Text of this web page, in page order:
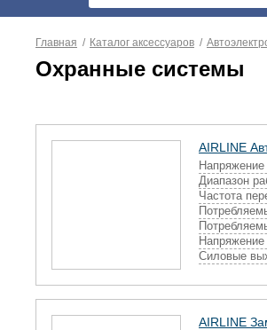
Главная / Каталог аксессуаров /
Охранные системы
AIRLINE
Напряжение
Диапазон
Частота
Напряжение
Силовые
AIRLINE